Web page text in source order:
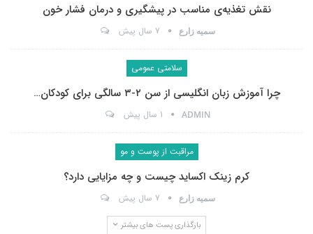
نقش تغذیه‌ی مناسب در پیشگیری و درمان فشار خون
سمیه زارع 7 سال پیش
سلامتی عمومی
چرا آموزش زبان انگلیسی از سن ۲-۳ سالگی برای کودکان…
ADMIN 1 سال پیش
مراقبت از پوست و مو
کرم زینک اکساید چیست و چه مزایایی دارد؟
سمیه زارع 7 سال پیش
بارگذاری پست های بیشتر